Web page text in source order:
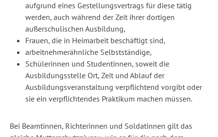
aufgrund eines Gestellungsvertrags für diese tätig
werden, auch während der Zeit ihrer dortigen
außerschulischen Ausbildung,
Frauen, die in Heimarbeit beschäftigt sind,
arbeitnehmerähnliche Selbstständige,
Schülerinnen und Studentinnen, soweit die
Ausbildungsstelle Ort, Zeit und Ablauf der
Ausbildungsveranstaltung verpflichtend vorgibt oder
sie ein verpflichtendes Praktikum machen müssen.
Bei Beamtinnen, Richterinnen und Soldatinnen gilt das